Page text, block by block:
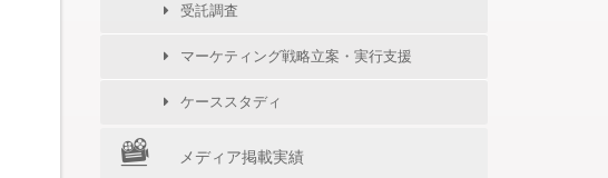
受託調査
マーケティング戦略立案・実行支援
ケーススタディ
メディア掲載実績